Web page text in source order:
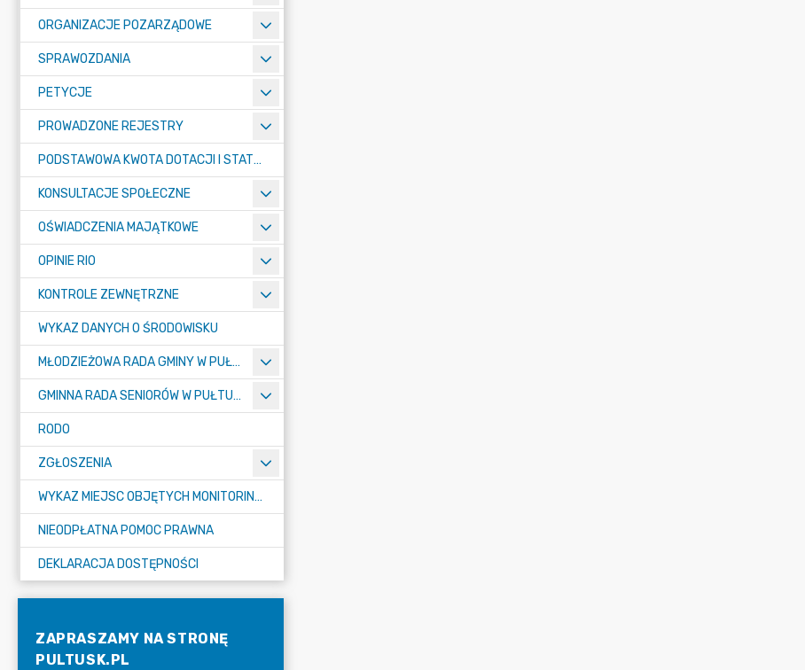
ORGANIZACJE POZARZĄDOWE
SPRAWOZDANIA
PETYCJE
PROWADZONE REJESTRY
PODSTAWOWA KWOTA DOTACJI I STATYSTYCZNA LICZBA UCZNIÓW
KONSULTACJE SPOŁECZNE
OŚWIADCZENIA MAJĄTKOWE
OPINIE RIO
KONTROLE ZEWNĘTRZNE
WYKAZ DANYCH O ŚRODOWISKU
MŁODZIEŻOWA RADA GMINY W PUŁTUSKU
GMINNA RADA SENIORÓW W PUŁTUSKU
RODO
ZGŁOSZENIA
WYKAZ MIEJSC OBJĘTYCH MONITORINGIEM
NIEODPŁATNA POMOC PRAWNA
DEKLARACJA DOSTĘPNOŚCI
ZAPRASZAMY NA STRONĘ
PULTUSK.PL